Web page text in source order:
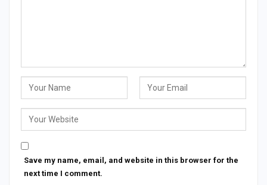
Save my name, email, and website in this browser for the
next time I comment.